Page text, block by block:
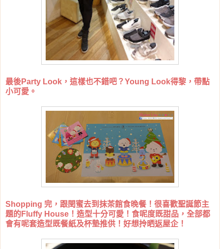
最後Party Look，這樣也不錯吧？Young Look得黎，帶點
小可愛。
Shopping 完，跟閏蜜去到抹茶館食晚餐！很喜歡聖誕節主
題的Fluffy House！造型十分可愛！食呢度既甜品，全部都
會有呢套造型既餐紙及杯墊推供！好想拎晒返屋企！